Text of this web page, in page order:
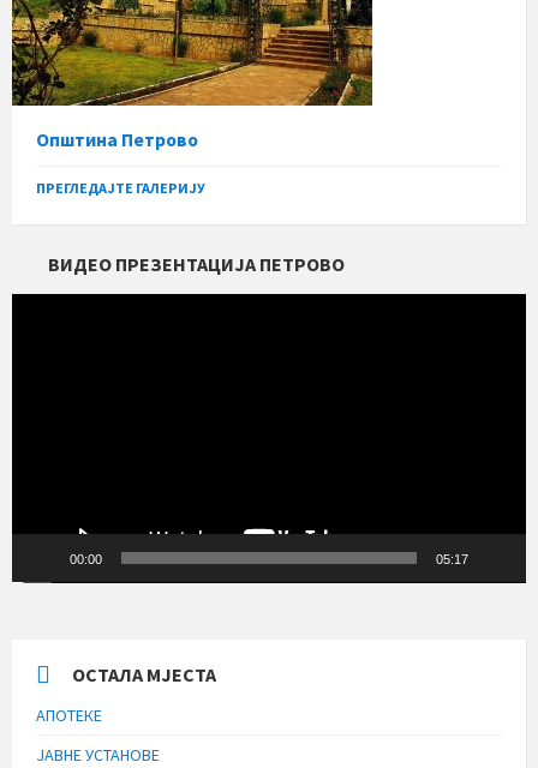
Општина Петрово
ПРЕГЛЕДАЈТЕ ГАЛЕРИЈУ
ВИДЕО ПРЕЗЕНТАЦИЈА ПЕТРОВО
00:00 05:17
ОСТАЛА МЈЕСТА
АПОТЕКЕ
ЈАВНЕ УСТАНОВЕ